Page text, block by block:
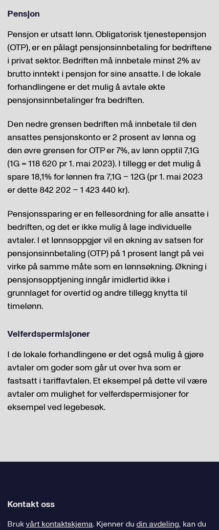
Pensjon
Pensjon er utsatt lønn. Obligatorisk tjenestepensjon
(OTP), er en pålagt pensjonsinnbetaling for bedriftene
i privat sektor. Bedriften må innbetale minst 2% av
brutto inntekt i pensjon for sine ansatte. I de lokale
forhandlingene er det mulig å avtale økte
pensjonsinnbetalinger fra bedriften.
Den nedre grensen bedriften må innbetale til den
ansattes pensjonskonto er 2 prosent av lønna og
den øvre grensen for OTP er 7%, av lønn opptil 7,1G
(1G = 118 620 pr 1. mai 2023). I tillegg er det mulig å
spare 18,1% for lønnen fra 7,1G – 12G (pr 1. mai 2023
er dette 842 202 – 1 423 440 kr).
Pensjonssparing er en fellesordning for alle ansatte i
bedriften, og det er ikke mulig å lage individuelle
avtaler. I et lønnsoppgjør vil en økning av satsen for
pensjonsinnbetaling (OTP) på 1 prosent langt på vei
virke på samme måte som en lønnsøkning. Økning i
pensjonsopptjening inngår imidlertid ikke i
grunnlaget for overtid og andre tillegg knytta til
timelønn.
Velferdspermisjoner
I de lokale forhandlingene er det også mulig å gjøre
avtaler om goder som går ut over hva som er
fastsatt i tariffavtalen. Et eksempel på dette vil være
avtaler om mulighet for velferdspermisjoner for
eksempel ved legebesøk.
Kontakt oss
Brukvårt kontaktskjema. Kjenner du din avdeling, kan du